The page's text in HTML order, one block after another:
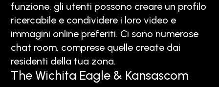
funzione, gli utenti possono creare un profilo
ricercabile e condividere i loro video e
immagini online preferiti. Ci sono numerose
chat room, comprese quelle create dai
residenti della tua zona.
The Wichita Eagle & Kansascom